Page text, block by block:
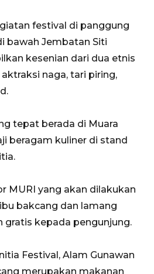
festival di panggung
bawah Jembatan Siti
kesenian dari dua etnis
naga, tari piring,
tepat berada di Muara
beragam kuliner di stand
MURI yang akan dilakukan
bakcang dan lamang
gratis kepada pengunjung.
Festival, Alam Gunawan
merupakan makanan